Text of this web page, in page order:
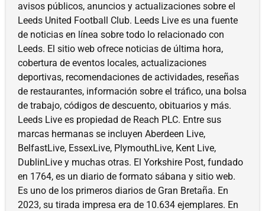
avisos públicos, anuncios y actualizaciones sobre el
Leeds United Football Club. Leeds Live es una fuente
de noticias en línea sobre todo lo relacionado con
Leeds. El sitio web ofrece noticias de última hora,
cobertura de eventos locales, actualizaciones
deportivas, recomendaciones de actividades, reseñas
de restaurantes, información sobre el tráfico, una bolsa
de trabajo, códigos de descuento, obituarios y más.
Leeds Live es propiedad de Reach PLC. Entre sus
marcas hermanas se incluyen Aberdeen Live,
BelfastLive, EssexLive, PlymouthLive, Kent Live,
DublinLive y muchas otras. El Yorkshire Post, fundado
en 1764, es un diario de formato sábana y sitio web.
Es uno de los primeros diarios de Gran Bretaña. En
2023, su tirada impresa era de 10.634 ejemplares. En